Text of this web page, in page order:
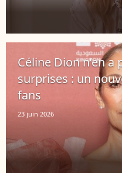
Céline Dion n’en a
surprises : un
fans
23 juin 2026